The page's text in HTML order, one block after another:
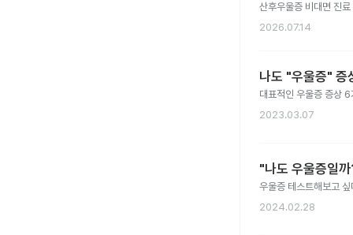
산후우울증 비대면 진
2026.07.14
나도 "우울증" 증
대표적인 우울증 증상
2023.03.07
"나도 우울증일
우울증 테스트해보고
2024.02.28